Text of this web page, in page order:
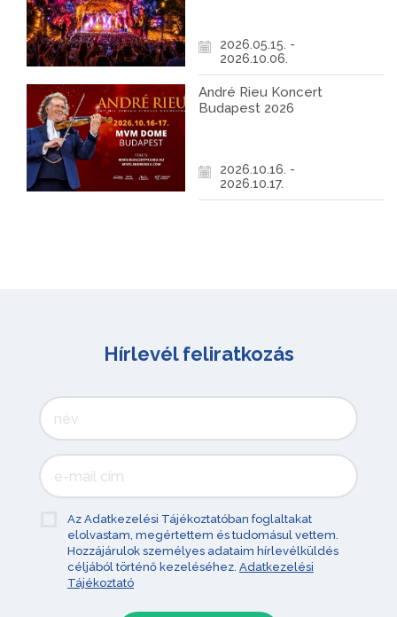
2026.05.15. -
2026.10.06.
André Rieu Koncert
Budapest 2026
2026.10.16. -
2026.10.17.
Hírlevél feliratkozás
Az Adatkezelési Tájékoztatóban foglaltakat
elolvastam, megértettem és tudomásul vettem.
Hozzájárulok személyes adataim hírlevélküldés
céljából történő kezeléséhez. Adatkezelési
Tájékoztató